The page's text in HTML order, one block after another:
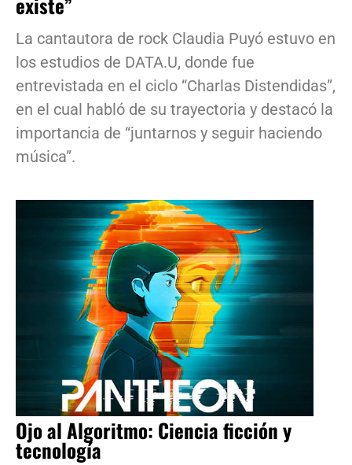
La cantautora de rock Claudia Puyó estuvo en
los estudios de DATA.U, donde fue
entrevistada en el ciclo “Charlas Distendidas”,
en el cual habló de su trayectoria y destacó la
importancia de “juntarnos y seguir haciendo
música”.
Ojo al Algoritmo: Ciencia ficción y
tecnología